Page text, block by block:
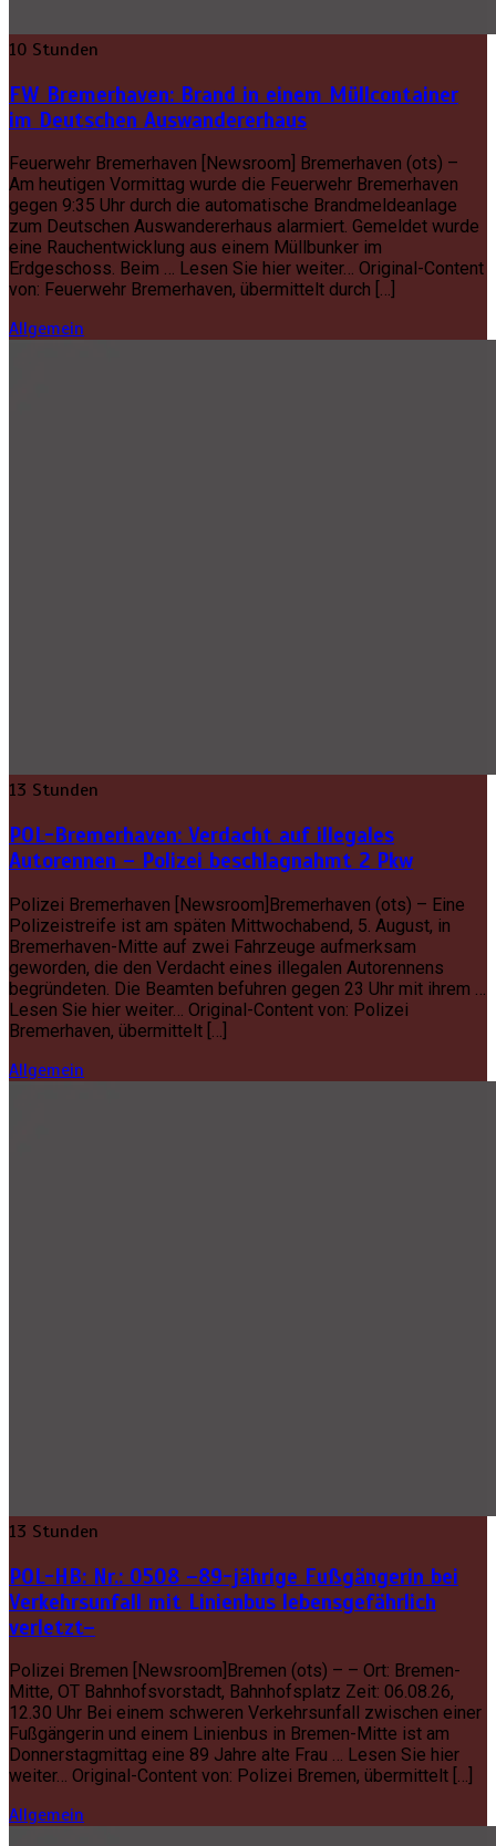
10 Stunden
FW Bremerhaven: Brand in einem Müllcontainer
im Deutschen Auswandererhaus
Feuerwehr Bremerhaven [Newsroom] Bremerhaven (ots) –
Am heutigen Vormittag wurde die Feuerwehr Bremerhaven
gegen 9:35 Uhr durch die automatische Brandmeldeanlage
zum Deutschen Auswandererhaus alarmiert. Gemeldet wurde
eine Rauchentwicklung aus einem Müllbunker im
Erdgeschoss. Beim … Lesen Sie hier weiter… Original-Content
von: Feuerwehr Bremerhaven, übermittelt durch […]
Allgemein
13 Stunden
POL-Bremerhaven: Verdacht auf illegales
Autorennen – Polizei beschlagnahmt 2 Pkw
Polizei Bremerhaven [Newsroom]Bremerhaven (ots) – Eine
Polizeistreife ist am späten Mittwochabend, 5. August, in
Bremerhaven-Mitte auf zwei Fahrzeuge aufmerksam
geworden, die den Verdacht eines illegalen Autorennens
begründeten. Die Beamten befuhren gegen 23 Uhr mit ihrem …
Lesen Sie hier weiter… Original-Content von: Polizei
Bremerhaven, übermittelt […]
Allgemein
13 Stunden
POL-HB: Nr.: 0508 –89-jährige Fußgängerin bei
Verkehrsunfall mit Linienbus lebensgefährlich
verletzt–
Polizei Bremen [Newsroom]Bremen (ots) – – Ort: Bremen-
Mitte, OT Bahnhofsvorstadt, Bahnhofsplatz Zeit: 06.08.26,
12.30 Uhr Bei einem schweren Verkehrsunfall zwischen einer
Fußgängerin und einem Linienbus in Bremen-Mitte ist am
Donnerstagmittag eine 89 Jahre alte Frau … Lesen Sie hier
weiter… Original-Content von: Polizei Bremen, übermittelt […]
Allgemein